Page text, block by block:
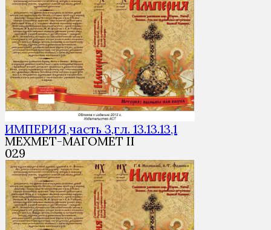
ИМПЕРИЯ,часть 3,гл. 13.13.13,1
МЕХМЕТ-МАГОМЕТ II
029